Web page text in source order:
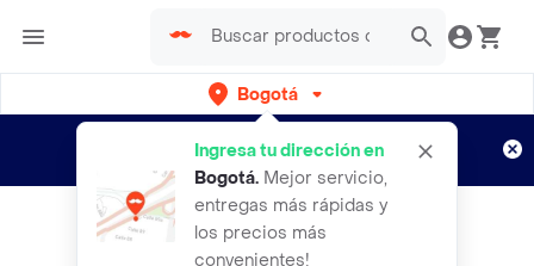
Bogotá
Ingresa tu dirección en
Bogotá. Mejor servicio,
entregas más rápidas y
los precios más
convenientes!
envíos gratis por semanas
Aplican TyC